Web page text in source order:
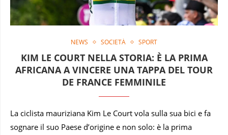
NEWS SOCIETÀ SPORT
KIM LE COURT NELLA STORIA: È LA PRIMA
AFRICANA A VINCERE UNA TAPPA DEL TOUR
DE FRANCE FEMMINILE
La ciclista mauriziana Kim Le Court vola sulla sua bici e fa
sognare il suo Paese d’origine e non solo: è la prima